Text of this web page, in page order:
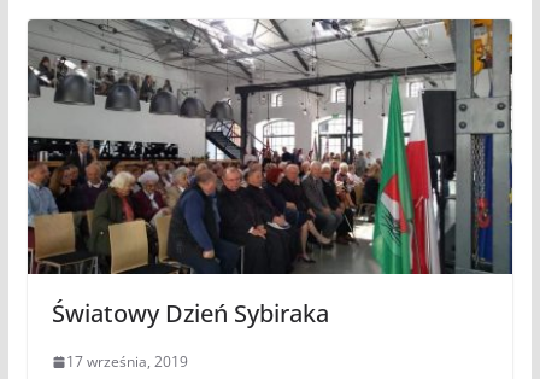
Światowy Dzień Sybiraka
17 września, 2019